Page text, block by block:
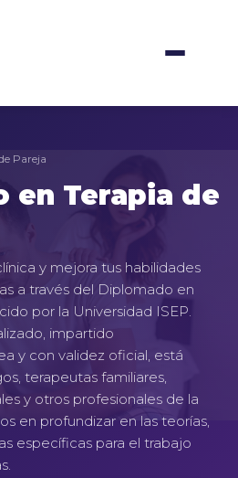
Pareja
en Terapia de
y mejora tus habilidades
a través del Diplomado en
por la Universidad ISEP.
impartido
y con validez oficial, está
terapeutas familiares,
y otros profesionales de la
en profundizar en las teorías,
específicas para el trabajo